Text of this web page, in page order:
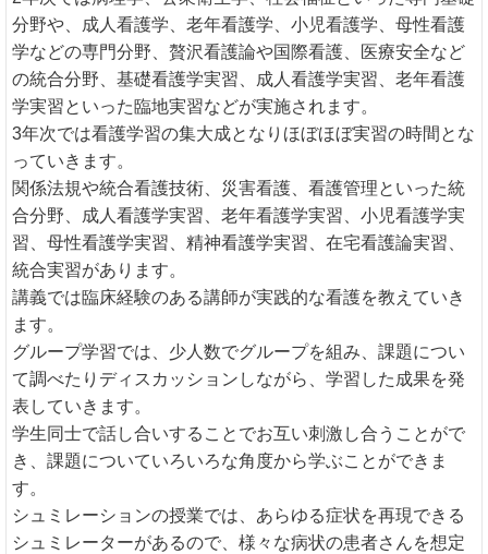
分野や、成人看護学、老年看護学、小児看護学、母性看護
学などの専門分野、贅沢看護論や国際看護、医療安全など
の統合分野、基礎看護学実習、成人看護学実習、老年看護
学実習といった臨地実習などが実施されます。
3年次では看護学習の集大成となりほぼほぼ実習の時間とな
っていきます。
関係法規や統合看護技術、災害看護、看護管理といった統
合分野、成人看護学実習、老年看護学実習、小児看護学実
習、母性看護学実習、精神看護学実習、在宅看護論実習、
統合実習があります。
講義では臨床経験のある講師が実践的な看護を教えていき
ます。
グループ学習では、少人数でグループを組み、課題につい
て調べたりディスカッションしながら、学習した成果を発
表していきます。
学生同士で話し合いすることでお互い刺激し合うことがで
き、課題についていろいろな角度から学ぶことができま
す。
シュミレーションの授業では、あらゆる症状を再現できる
シュミレーターがあるので、様々な病状の患者さんを想定